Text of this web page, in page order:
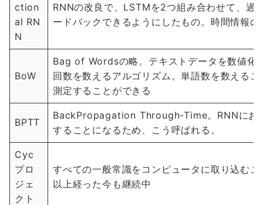
ction
al RN
N
RNNの改良で、LSTMを2つ組み合わせて、過
ードバックできるようにしたもの。時間情報
BoW
Bag of Wordsの略。テキストデータを数値化
回数を数えるアルゴリズム。単語数を数える
測定することができる
BPTT
BackPropagation Through-Time。RNNにお
することになるため、こう呼ばれる。
Cyc
プロ
ジェ
クト
すべての一般常識をコンピュータに取り込む
以上経った今も継続中